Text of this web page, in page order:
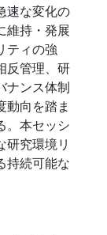
速な変化の
維持・発展
ティの強
反管理、研
ナンス体制
動向を踏ま
。本セッシ
研究環境リ
持続可能な